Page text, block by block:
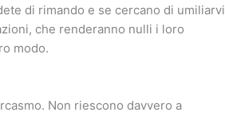
di rimando e se cercano di umiliarvi
che renderanno nulli i loro
modo.
Non riescono davvero a